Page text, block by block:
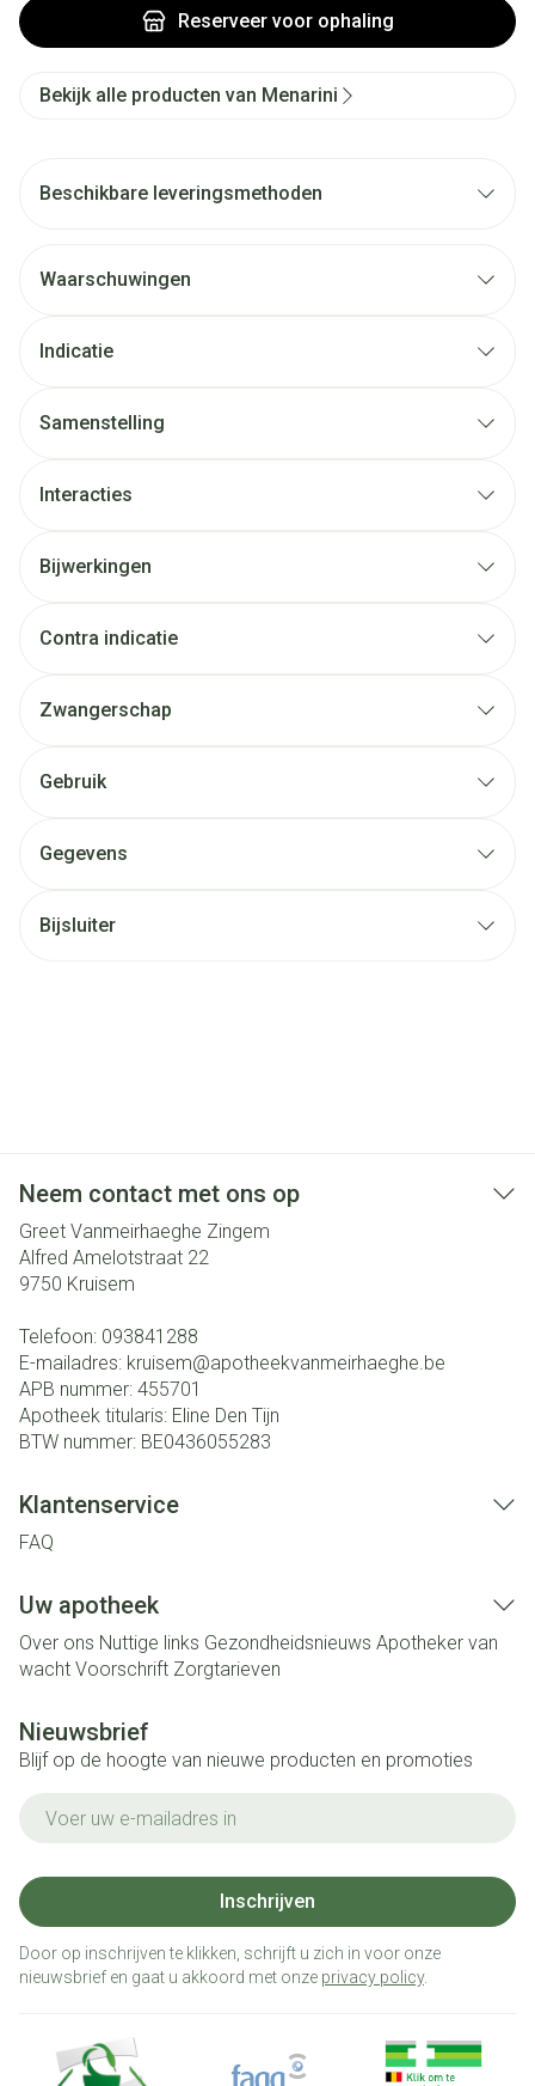
Reserveervoor ophaling
Bekijk alle producten van Menarini
Beschikbare leveringsmethoden
Waarschuwingen
Indicatie
Samenstelling
Interacties
Bijwerkingen
Contra indicatie
Zwangerschap
Gebruik
Gegevens
Bijsluiter
Neem contact met ons op
Greet Vanmeirhaeghe Zingem
Alfred Amelotstraat 22
9750 Kruisem
Telefoon: 093841288
E-mailadres: kruisem@apotheekvanmeirhaeghe.be
APB nummer: 455701
Apotheek titularis: Eline Den Tijn
BTW nummer: BE0436055283
Klantenservice
FAQ
Uw apotheek
Over ons Nuttige links Gezondheidsnieuws Apotheker van
wacht Voorschrift Zorgtarieven
Nieuwsbrief
Blijf op de hoogte van nieuwe producten en promoties
Inschrijven
Door op inschrijven te klikken, schrijft u zich in voor onze
nieuwsbrief en gaat u akkoord met onze privacy policy.